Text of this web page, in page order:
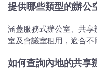
提供哪些類型的辦公
涵蓋服務式辦公室、共
室及會議室租用，適合不
如何查詢內地的共享